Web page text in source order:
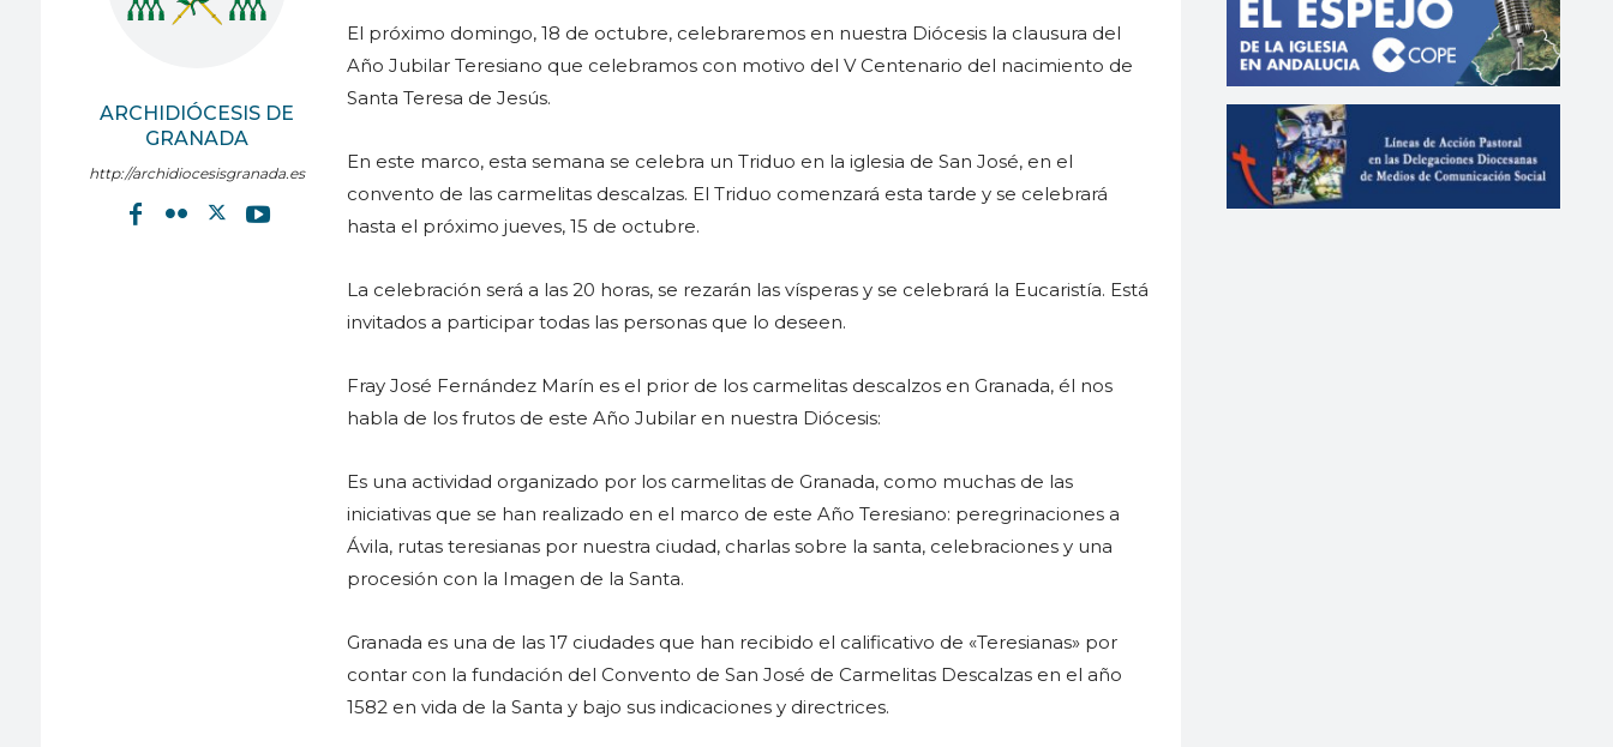
ARCHIDIÓCESIS DE
GRANADA
http://archidiocesisgranada.es
El próximo domingo, 18 de octubre, celebraremos en nuestra Diócesis la clausura del
Año Jubilar Teresiano que celebramos con motivo del V Centenario del nacimiento de
Santa Teresa de Jesús.
En este marco, esta semana se celebra un Triduo en la iglesia de San José, en el
convento de las carmelitas descalzas. El Triduo comenzará esta tarde y se celebrará
hasta el próximo jueves, 15 de octubre.
La celebración será a las 20 horas, se rezarán las vísperas y se celebrará la Eucaristía. Está
invitados a participar todas las personas que lo deseen.
Fray José Fernández Marín es el prior de los carmelitas descalzos en Granada, él nos
habla de los frutos de este Año Jubilar en nuestra Diócesis:
Es una actividad organizado por los carmelitas de Granada, como muchas de las
iniciativas que se han realizado en el marco de este Año Teresiano: peregrinaciones a
Ávila, rutas teresianas por nuestra ciudad, charlas sobre la santa, celebraciones y una
procesión con la Imagen de la Santa.
Granada es una de las 17 ciudades que han recibido el calificativo de «Teresianas» por
contar con la fundación del Convento de San José de Carmelitas Descalzas en el año
1582 en vida de la Santa y bajo sus indicaciones y directrices.